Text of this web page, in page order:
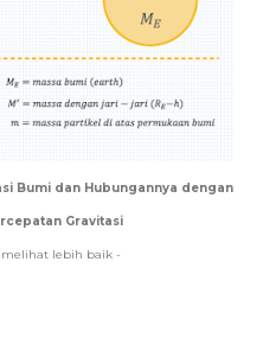
Bumi dan Hubungannya dengan
Gravitasi
lebih baik -